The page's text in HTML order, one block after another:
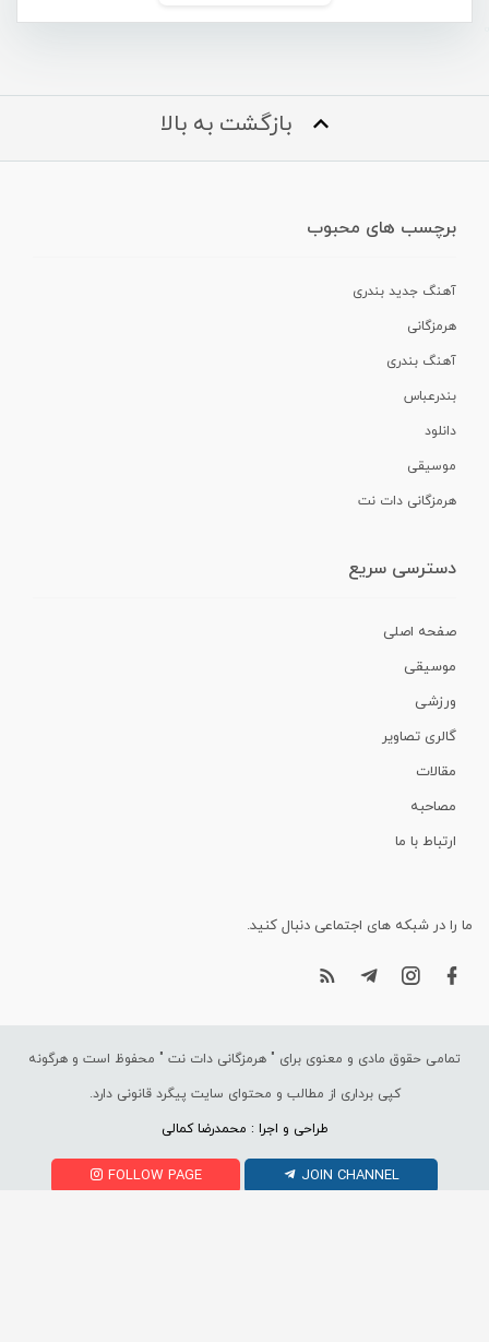
بازگشت به بالا
برچسب های محبوب
آهنگ جدید بندری
هرمزگانی
آهنگ بندری
بندرعباس
دانلود
موسیقی
هرمزگانی دات نت
دسترسی سریع
صفحه اصلی
موسیقی
ورزشی
گالری تصاویر
مقالات
مصاحبه
ارتباط با ما
ما را در شبکه های اجتماعی دنبال کنید.
تمامی حقوق مادی و معنوی برای " هرمزگانی دات نت " محفوظ است و هرگونه
کپی برداری از مطالب و محتوای سایت پیگرد قانونی دارد.
طراحی و اجرا : محمدرضا کمالی
FOLLOW PAGE JOIN CHANNEL